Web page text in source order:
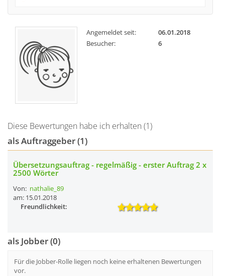
Angemeldet seit:
06.01.2018
Besucher:
6
Diese Bewertungen habe ich erhalten (1)
als Auftraggeber (1)
Übersetzungsauftrag - regelmäßig - erster Auftrag 2 x
2500 Wörter
Von: nathalie_89
am: 15.01.2018
Freundlichkeit:
als Jobber (0)
Für die Jobber-Rolle liegen noch keine erhaltenen Bewertungen
vor.